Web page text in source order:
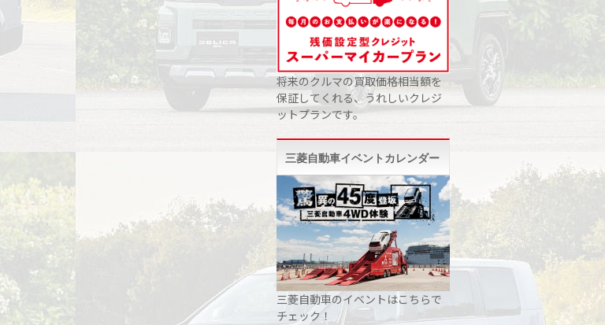
将来のクルマの買取価格相当額を
保証してくれる、うれしいクレジ
ットプランです。
三菱自動車イベントカレンダー
三菱自動車のイベントはこちらで
チェック！